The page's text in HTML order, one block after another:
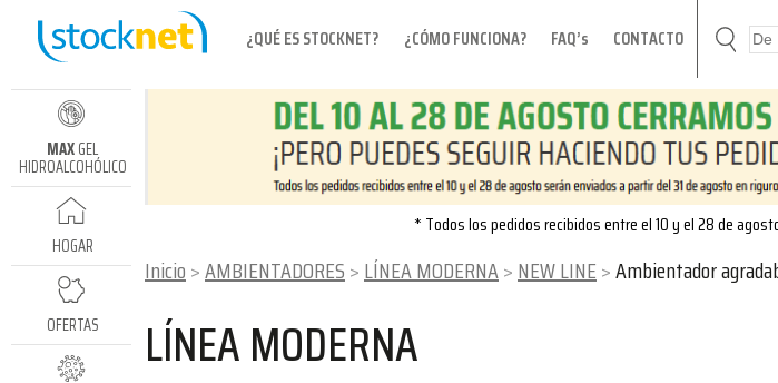
¿QUÉ ES STOCKNET? ¿CÓMO FUNCIONA? FAQ’s CONTACTO
MAXGEL
HIDROALCOHÓLICO
HOGAR
OFERTAS
* Todos los pedidos recibidos entre el 10 y el 28 de
Inicio AMBIENTADORES LÍNEA MODERNA NEW LINE Ambientador
LÍNEA MODERNA